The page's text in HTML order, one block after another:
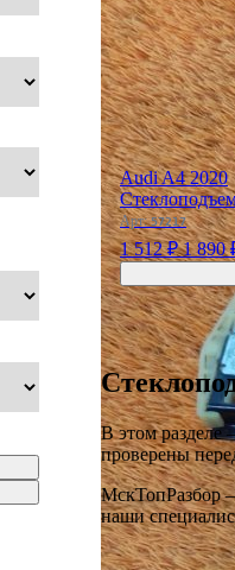
Audi A4 2020
Арт:57217
1 512 ₽1 890
В этом
проверены
МскТопРазбор
наши